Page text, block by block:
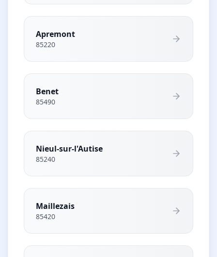
Apremont
85220
Benet
85490
Nieul-sur-l'Autise
85240
Maillezais
85420